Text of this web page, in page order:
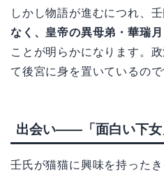
しかし物語が進むにつれ、
なく、皇帝の異母弟・華瑞月
ことが明らかになります。
て後宮に身を置いているので
出会い——「面白い下女
壬氏が猫猫に興味を持った